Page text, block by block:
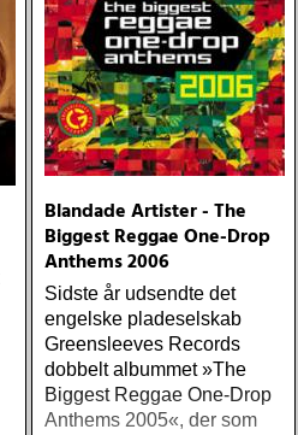
Blandade Artister - The
Biggest Reggae One-Drop
Anthems 2006
Sidste år udsendte det
engelske pladeselskab
Greensleeves Records
dobbelt albummet »The
Biggest Reggae One-Drop
Anthems 2005«, der som